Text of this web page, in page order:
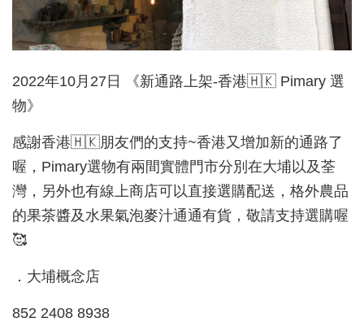
2022年10月27日
《新通路上架-香港🇭🇰 Pimary 選
物》
感謝香港🇭🇰朋友們的支持~香港又增加新的通路了
喔，Pimary選物有兩間實體門市分別在大埔以及荃
灣，另外也有線上商店可以直接選購配送，格外農品
的果茶醬及水果氣泡麥汁通通有貨，敬請支持選購喔
🥰
．大埔概念店
852 2408 8938